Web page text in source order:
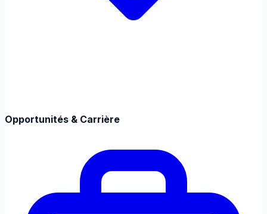
Opportunités & Carrière